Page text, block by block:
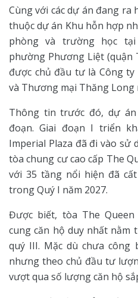
Cùng với các dự án đang ra
thuộc dự án Khu hỗn hợp
phòng và trường học
phường Phương Liệt (quận
được chủ đầu tư là Công
và Thương mại Thăng
Thông tin trước đó, dự
đoạn. Giai đoạn I triển
Imperial Plaza đã đi vào sử
tòa chung cư cao cấp The
với 35 tầng nổi hiện đã
trong Quý I năm 2027.
Được biết, tòa The
cung căn hộ duy nhất nằm
quý III. Mặc dù chưa
nhưng theo chủ đầu tư
vượt qua số lượng căn hộ